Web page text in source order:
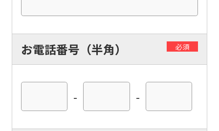
お電話番号（半角） 必須
- -